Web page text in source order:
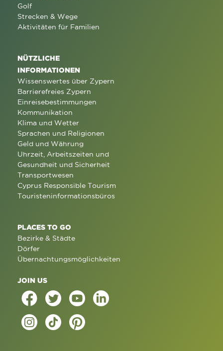
Golf
Strecken & Wege
Aktivitäten für Familien
NÜTZLICHE
INFORMATIONEN
Wissenswertes über Zypern
Barrierefreies Zypern
Einreisebestimmungen
Kommunikation
Klima und Wetter
Sprachen und Religionen
Geld und Währung
Uhrzeit, Arbeitszeiten und
Gesundheit und Sicherheit
Transportwesen
Cyprus Responsible Tourism
Touristeninformationsbüros
PLACES TO GO
Bezirke & Städte
Dörfer
Übernachtungsmöglichkeiten
JOIN US